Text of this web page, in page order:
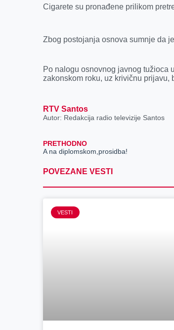
Cigarete su pronađene prilikom
Zbog postojanja osnova sumnje da
Po nalogu osnovnog javnog tužioca
zakonskom roku, uz krivičnu prijavu,
RTV Santos
Autor: Redakcija radio televizije Santos
PRETHODNO
A na diplomskom,prosidba!
POVEZANE VESTI
VESTI